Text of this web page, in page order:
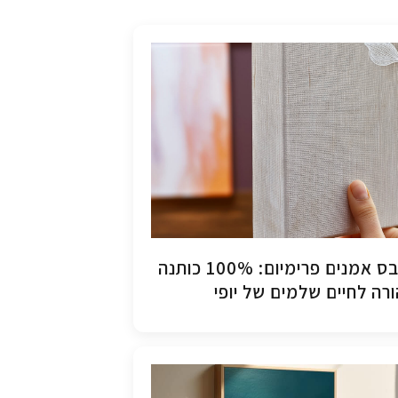
קנבס אמנים פרימיום: 100% כותנה
לחיים שלמים של יופי